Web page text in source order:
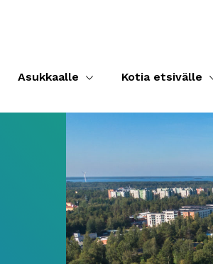
Asukkaalle Kotia etsivälle